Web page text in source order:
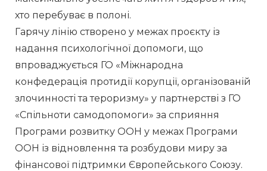
хто перебуває в полоні.
Гарячу лінію створено у межах проєкту із
надання психологічної допомоги, що
впроваджується ГО «Міжнародна
конфедерація протидії корупції, організованій
злочинності та тероризму» у партнерстві з ГО
«Спільноти самодопомоги» за сприяння
Програми розвитку ООН у межах Програми
ООН із відновлення та розбудови миру за
фінансової підтримки Європейського Союзу.